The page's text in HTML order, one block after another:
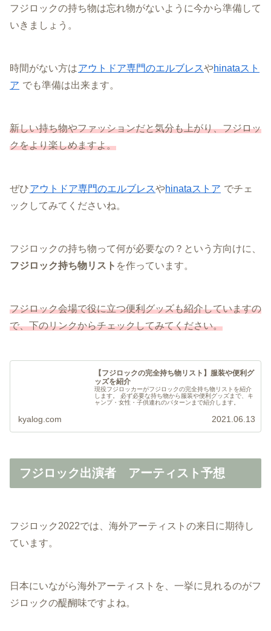
フジロックの持ち物は忘れ物がないように今から準備して
いきましょう。
時間がない方はアウトドア専門のエルブレスやhinataスト
ア でも準備は出来ます。
新しい持ち物やファッションだと気分も上がり、フジロッ
クをより楽しめますよ。
ぜひアウトドア専門のエルブレスやhinataストア でチェ
ックしてみてくださいね。
フジロックの持ち物って何が必要なの？という方向けに、
フジロック持ち物リスト を作っています。
フジロック会場で役に立つ便利グッズも紹介していますの
で、下のリンクからチェックしてみてください。
【フジロックの完全持ち物リスト】服装や便利グ
ッズを紹介
現役フジロッカーがフジロックの完全持ち物リストを紹介
します。 必ず必要な持ち物から服装や便利グッズまで、キ
ャンプ・女性・子供連れのパターンまで紹介します。
kyalog.com 2021.06.13
フジロック出演者 アーティスト予想
フジロック2022では、海外アーティストの来日に期待し
ています。
日本にいながら海外アーティストを、一挙に見れるのがフ
ジロックの醍醐味ですよね。